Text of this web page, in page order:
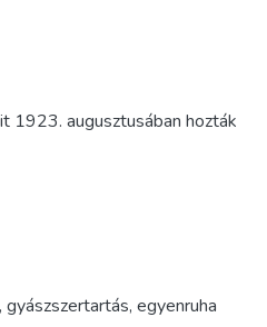
1923. augusztusában hozták
, gyászszertartás, egyenruha